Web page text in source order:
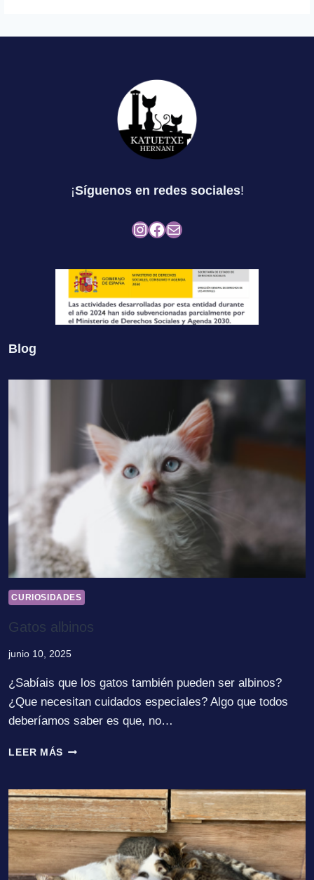
¡Síguenos en redes sociales!
Instagram
Facebook
Mail
Blog
CURIOSIDADES
Gatos albinos
junio 10, 2025
¿Sabíais que los gatos también pueden ser albinos?
¿Que necesitan cuidados especiales? Algo que todos
deberíamos saber es que, no…
LEER MÁSGATOS